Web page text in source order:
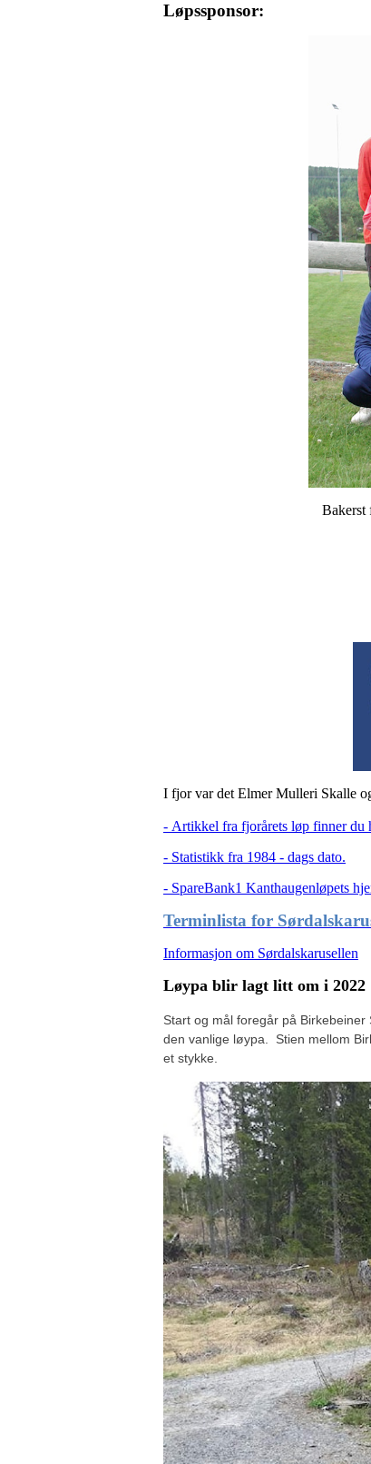
Løpssponsor:
Bakerst
I fjor var det Elmer Mulleri Skalle
- Artikkel fra fjorårets løp finner du
- Statistikk fra 1984 - dags dato.
- SpareBank1 Kanthaugenløpets
Terminlista for
Informasjon om Sørdalskarusellen
Løypa blir lagt litt om i 2022
Start og mål foregår på
den vanlige løypa. Stien mellom
et stykke.